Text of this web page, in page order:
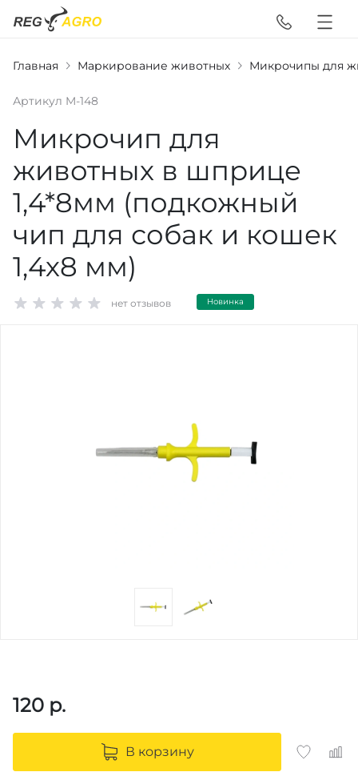
Главная Маркирование животных Микрочипы для
Артикул M-148
Микрочип для
животных в шприце
1,4*8мм (подкожный
чип для собак и кошек
1,4х8 мм)
нет отзывов Новинка
120 р.
В корзину